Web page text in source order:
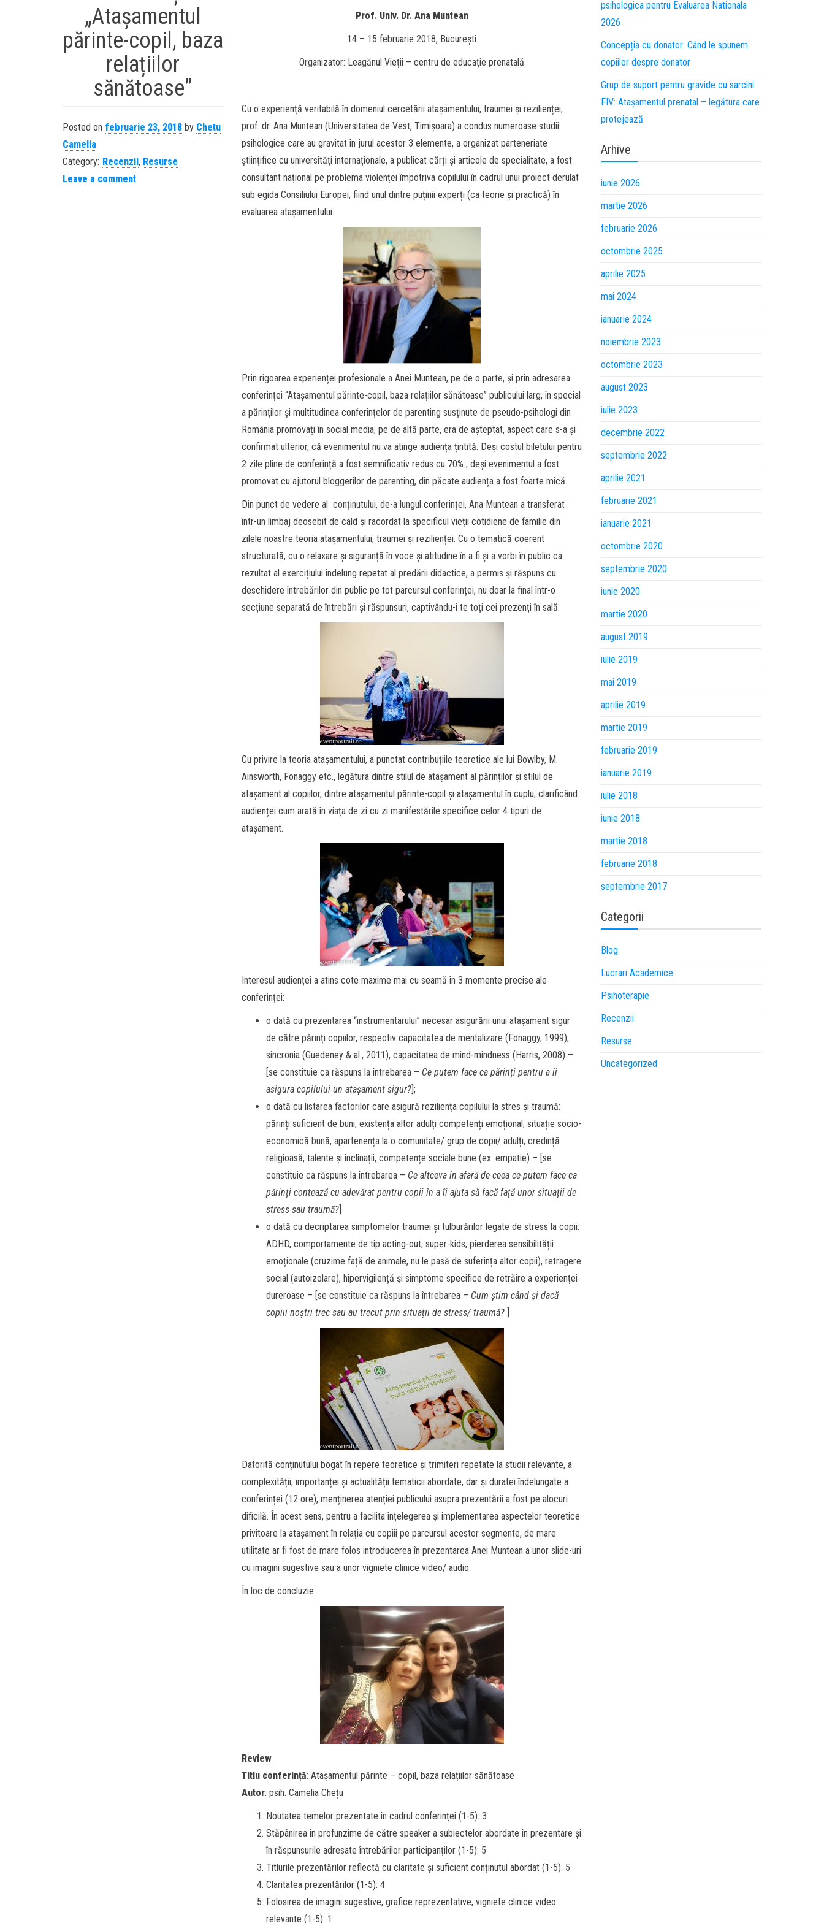
„Atașamentul
părinte-copil, baza
relațiilor
sănătoase”
Posted on februarie 23, 2018 by Chetu
Camelia
Category: Recenzii, Resurse
Leave a comment
Prof. Univ. Dr. Ana Muntean
14 – 15 februarie 2018, București
Organizator: Leagănul Vieții – centru de educație prenatală
Cu o experiență veritabilă în domeniul cercetării atașamentului, traumei și rezilienței,
prof. dr. Ana Muntean (Universitatea de Vest, Timișoara) a condus numeroase studii
psihologice care au gravitat în jurul acestor 3 elemente, a organizat parteneriate
științifice cu universități internaționale, a publicat cărți și articole de specialitate, a fost
consultant național pe problema violenței împotriva copilului în cadrul unui proiect derulat
sub egida Consiliului Europei, fiind unul dintre puținii experți (ca teorie și practică) în
evaluarea atașamentului.
Prin rigoarea experienței profesionale a Anei Muntean, pe de o parte, și prin adresarea
conferinței “Atașamentul părinte-copil, baza relațiilor sănătoase” publicului larg, în special
a părinților și multitudinea conferințelor de parenting susținute de pseudo-psihologi din
România promovați în social media, pe de altă parte, era de așteptat, aspect care s-a și
confirmat ulterior, că evenimentul nu va atinge audiența țintită. Deși costul biletului pentru
2 zile pline de conferință a fost semnificativ redus cu 70% , deși evenimentul a fost
promovat cu ajutorul bloggerilor de parenting, din păcate audiența a fost foarte mică.
Din punct de vedere al conținutului, de-a lungul conferinței, Ana Muntean a transferat
într-un limbaj deosebit de cald și racordat la specificul vieții cotidiene de familie din
zilele noastre teoria atașamentului, traumei și rezilienței. Cu o tematică coerent
structurată, cu o relaxare și siguranță în voce și atitudine în a fi și a vorbi în public ca
rezultat al exercițiului îndelung repetat al predării didactice, a permis și răspuns cu
deschidere întrebărilor din public pe tot parcursul conferinței, nu doar la final într-o
secțiune separată de întrebări și răspunsuri, captivându-i te toți cei prezenți în sală.
Cu privire la teoria atașamentului, a punctat contribuțiile teoretice ale lui Bowlby, M.
Ainsworth, Fonaggy etc., legătura dintre stilul de atașament al părinților și stilul de
atașament al copiilor, dintre atașamentul părinte-copil și atașamentul în cuplu, clarificând
audienței cum arată în viața de zi cu zi manifestările specifice celor 4 tipuri de
atașament.
Interesul audienței a atins cote maxime mai cu seamă în 3 momente precise ale
conferinței:
o dată cu prezentarea “instrumentarului” necesar asigurării unui atașament sigur
de către părinți copiilor, respectiv capacitatea de mentalizare (Fonaggy, 1999),
sincronia (Guedeney & al., 2011), capacitatea de mind-mindness (Harris, 2008) –
[se constituie ca răspuns la întrebarea – Ce putem face ca părinți pentru a îi
asigura copilului un atașament sigur?];
o dată cu listarea factorilor care asigură reziliența copilului la stres și traumă:
părinți suficient de buni, existența altor adulți competenți emoțional, situație socio-
economică bună, apartenența la o comunitate/ grup de copii/ adulți, credință
religioasă, talente și înclinații, competențe sociale bune (ex. empatie) – [se
constituie ca răspuns la întrebarea – Ce altceva în afară de ceea ce putem face ca
părinți contează cu adevărat pentru copii în a îi ajuta să facă față unor situații de
stress sau traumă?]
o dată cu decriptarea simptomelor traumei și tulburărilor legate de stress la copii:
ADHD, comportamente de tip acting-out, super-kids, pierderea sensibilității
emoționale (cruzime față de animale, nu le pasă de suferința altor copii), retragere
social (autoizolare), hipervigilență și simptome specifice de retrăire a experienței
dureroase – [se constituie ca răspuns la întrebarea – Cum știm când și dacă
copiii noștri trec sau au trecut prin situații de stress/ traumă? ]
Datorită conținutului bogat în repere teoretice și trimiteri repetate la studii relevante, a
complexității, importanței și actualității tematicii abordate, dar și duratei îndelungate a
conferinței (12 ore), menținerea atenției publicului asupra prezentării a fost pe alocuri
dificilă. În acest sens, pentru a facilita înțelegerea și implementarea aspectelor teoretice
privitoare la atașament în relația cu copiii pe parcursul acestor segmente, de mare
utilitate ar fi fost de mare folos introducerea în prezentarea Anei Muntean a unor slide-uri
cu imagini sugestive sau a unor vigniete clinice video/ audio.
În loc de concluzie:
Review
Titlu conferință: Atașamentul părinte – copil, baza relațiilor sănătoase
Autor: psih. Camelia Chețu
Noutatea temelor prezentate în cadrul conferinței (1-5): 3
Stăpânirea în profunzime de către speaker a subiectelor abordate în prezentare și
în răspunsurile adresate întrebărilor participanților (1-5): 5
Titlurile prezentărilor reflectă cu claritate și suficient conținutul abordat (1-5): 5
Claritatea prezentărilor (1-5): 4
Folosirea de imagini sugestive, grafice reprezentative, vigniete clinice video
relevante (1-5): 1
psihologica pentru Evaluarea Nationala
2026
Concepția cu donator: Când le spunem
copiilor despre donator
Grup de suport pentru gravide cu sarcini
FIV: Atașamentul prenatal – legătura care
protejează
Arhive
iunie 2026
martie 2026
februarie 2026
octombrie 2025
aprilie 2025
mai 2024
ianuarie 2024
noiembrie 2023
octombrie 2023
august 2023
iulie 2023
decembrie 2022
septembrie 2022
aprilie 2021
februarie 2021
ianuarie 2021
octombrie 2020
septembrie 2020
iunie 2020
martie 2020
august 2019
iulie 2019
mai 2019
aprilie 2019
martie 2019
februarie 2019
ianuarie 2019
iulie 2018
iunie 2018
martie 2018
februarie 2018
septembrie 2017
Categorii
Blog
Lucrari Academice
Psihoterapie
Recenzii
Resurse
Uncategorized